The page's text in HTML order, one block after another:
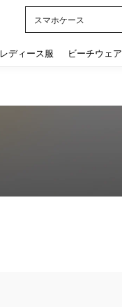
スマホケース
レディース服 ビーチウェア